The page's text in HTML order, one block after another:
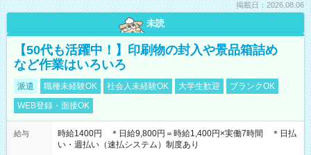
掲載日：2026.08.06
未読
【50代も活躍中！】印刷物の封入や景品箱詰め
など作業はいろいろ
派遣 職種未経験OK 社会人未経験OK 大学生歓迎
ブランクOK
WEB登録・面接OK
給与
時給1400円 ＊日給9,800円＝時給1,400円×実働7時間 ＊日払
い・週払い（速払システム）制度あり